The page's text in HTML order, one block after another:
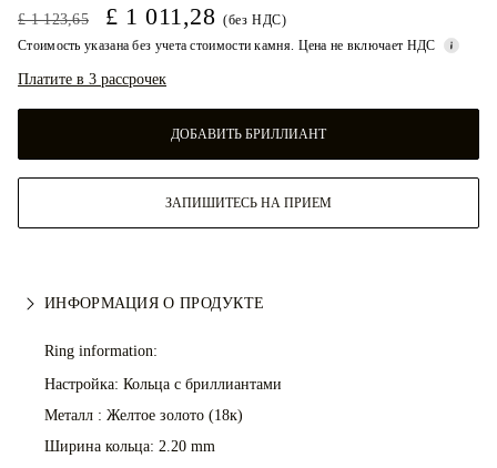
£ 1 123,65 £ 1 011,28(без НДС)
Стоимость указана без учета стоимости камня. Цена не включает НДС
Платите в 3 рассрочек
ДОБАВИТЬ БРИЛЛИАНТ
ЗАПИШИТЕСЬ НА ПРИЕМ
ИНФОРМАЦИЯ О ПРОДУКТЕ
Ring information:
Настройка: Кольца с бриллиантами
Металл : Желтое золото (18к)
Ширина кольца: 2.20 mm